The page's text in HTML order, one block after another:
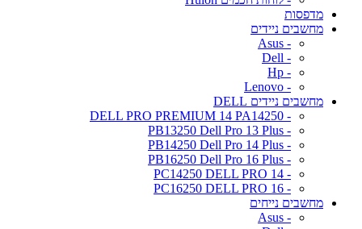
מדפסות
מחשבים ניידים
- Asus
- Dell
- Hp
- Lenovo
מחשבים ניידים DELL
- DELL PRO PREMIUM 14 PA14250
- PB13250 Dell Pro 13 Plus
- PB14250 Dell Pro 14 Plus
- PB16250 Dell Pro 16 Plus
- PC14250 DELL PRO 14
- PC16250 DELL PRO 16
מחשבים נייחים
- Asus